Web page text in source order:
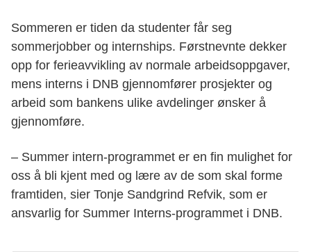
Sommeren er tiden da studenter får seg
sommerjobber og internships. Førstnevnte dekker
opp for ferieavvikling av normale arbeidsoppgaver,
mens interns i DNB gjennomfører prosjekter og
arbeid som bankens ulike avdelinger ønsker å
gjennomføre.
– Summer intern-programmet er en fin mulighet for
oss å bli kjent med og lære av de som skal forme
framtiden, sier Tonje Sandgrind Refvik, som er
ansvarlig for Summer Interns-programmet i DNB.